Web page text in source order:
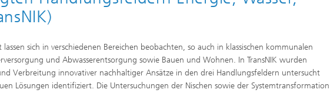
sich in verschiedenen Bereichen beobachten, so auch in klassischen kommunalen
und Abwasserentsorgung sowie Bauen und Wohnen. In TransNIK wurden
Verbreitung innovativer nachhaltiger Ansätze in den drei Handlungsfeldern untersucht
Lösungen identifiziert. Die Untersuchungen der Nischen sowie der Systemtransformation